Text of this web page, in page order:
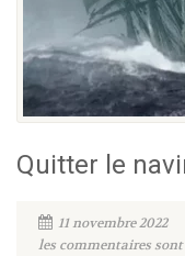
Quitter le
11 novembre 2022
les commentaires